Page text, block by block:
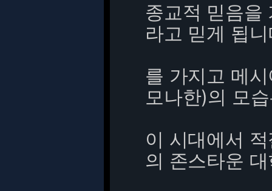
종교적 믿음을
라고 믿게 됩
를 가지고 메
모나한)의 모
이 시대에서
의 존스타운